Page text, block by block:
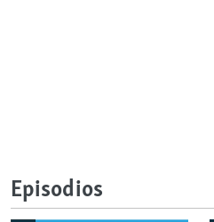
Episodios